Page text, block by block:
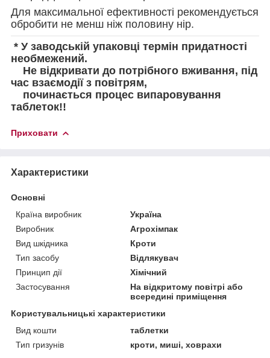
Для максимальної ефективності рекомендується
обробити не менш ніж половину нір.
* У заводській упаковці термін придатності
необмежений.
Не відкривати до потрібного вживання, під
час взаємодії з повітрям,
починається процес випаровування
таблеток!!
Приховати
Характеристики
Основні
Країна виробник
Україна
Виробник
Агрохімпак
Вид шкідника
Кроти
Тип засобу
Відлякувач
Принцип дії
Хімічний
Застосування
На відкритому повітрі або
всередині приміщення
Користувальницькі характеристики
Вид кошти
таблетки
Тип гризунів
кроти, миші, ховрахи